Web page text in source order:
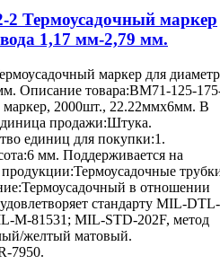
2 Термоусадочный маркер
1,17 мм-2,79 мм.
маркер для
Описание товара:BM71-125-
маркер, 2000шт., 22.22ммх6мм. В
продажи:Штука.
единиц для покупки:1.
мм. Поддерживается на
в отношении
стандарту MIL-DTL-
M-81531; MIL-STD-202F, метод
желтый матовый.
7950.